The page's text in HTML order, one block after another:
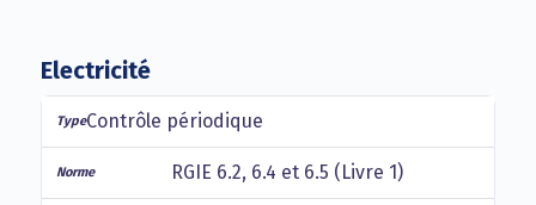
Electricité
Contrôle périodique
RGIE 6.2, 6.4 et 6.5 (Livre 1)